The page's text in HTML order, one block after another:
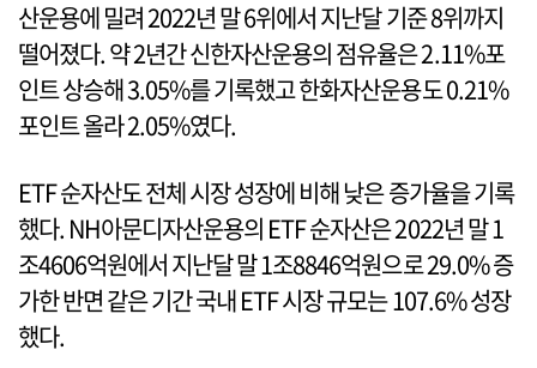
산운용에 밀려 2022년 말 6위에서 지난달 기준 8위까지
떨어졌다. 약 2년간 신한자산운용의 점유율은 2.11%포
인트 상승해 3.05%를 기록했고 한화자산운용도 0.21%
포인트 올라 2.05%였다.
ETF 순자산도 전체 시장 성장에 비해 낮은 증가율을 기록
했다. NH아문디자산운용의 ETF 순자산은 2022년 말 1
조4606억원에서 지난달 말 1조8846억원으로 29.0% 증
가한 반면 같은 기간 국내 ETF 시장 규모는 107.6% 성장
했다.